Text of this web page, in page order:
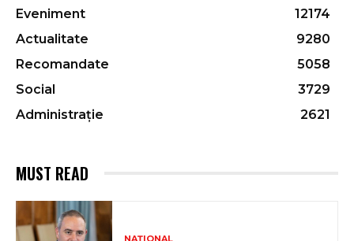
Eveniment
12174
Actualitate
9280
Recomandate
5058
Social
3729
Administrație
2621
MUST READ
NAȚIONAL